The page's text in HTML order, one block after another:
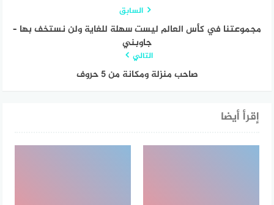
السابق
مجموعتنا في كأس العالم ليست سهلة للغاية ولن نستخف بها –
جاوبني
التالي
صاحب منزلة ومكانة من 5 حروف
إقرأ أيضا